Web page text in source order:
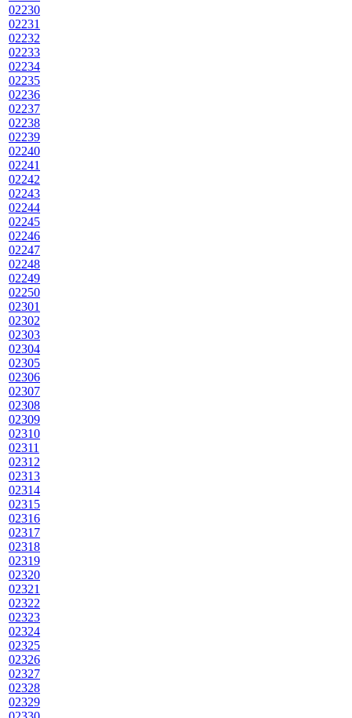
02230
02231
02232
02233
02234
02235
02236
02237
02238
02239
02240
02241
02242
02243
02244
02245
02246
02247
02248
02249
02250
02301
02302
02303
02304
02305
02306
02307
02308
02309
02310
02311
02312
02313
02314
02315
02316
02317
02318
02319
02320
02321
02322
02323
02324
02325
02326
02327
02328
02329